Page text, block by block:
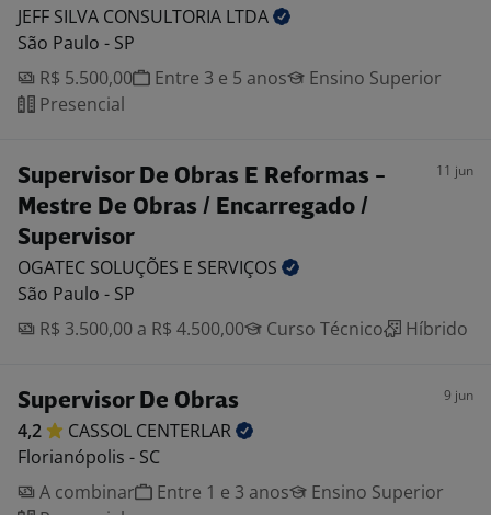
JEFF SILVA CONSULTORIA LTDA
São Paulo - SP
R$ 5.500,00
Entre 3 e 5 anos
Ensino Superior
Presencial
Supervisor De Obras E Reformas -
Mestre De Obras / Encarregado /
Supervisor
11 jun
OGATEC SOLUÇÕES E SERVIÇOS
São Paulo - SP
R$ 3.500,00 a R$ 4.500,00
Curso Técnico Híbrido
Supervisor De Obras 9 jun
4,2 CASSOL CENTERLAR
Florianópolis - SC
A combinar
Entre 1 e 3 anos
Ensino Superior